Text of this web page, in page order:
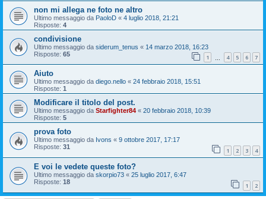
non mi allega ne foto ne altro
Ultimo messaggio da PaoloD « 4 luglio 2018, 21:21
Risposte: 4
condivisione
Ultimo messaggio da siderum_tenus « 14 marzo 2018, 16:23
Risposte: 65 1 4 5 6 7
Aiuto
Ultimo messaggio da diego.nello « 24 febbraio 2018, 15:51
Risposte: 1
Modificare il titolo del post.
Ultimo messaggio da Starfighter84 « 20 febbraio 2018, 10:39
Risposte: 5
prova foto
Ultimo messaggio da Ivons « 9 ottobre 2017, 17:17
Risposte: 31 1 2 3 4
E voi le vedete queste foto?
Ultimo messaggio da skorpio73 « 25 luglio 2017, 6:47
Risposte: 18 1 2